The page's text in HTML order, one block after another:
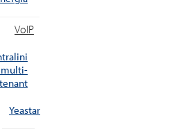
VoIP
multi-
tenant
Yeastar